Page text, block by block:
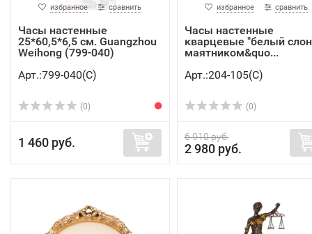
избранное сравнить
Часы настенные
25*60,5*6,5 см. Guangzhou
Weihong (799-040)
Арт.:799-040(C)
(0)
1 460 руб.
избранное сравнить
Часы настенные
кварцевые "белый
маятником&quo...
Арт.:204-105(C)
(0)
6 910 руб.
2 980 руб.